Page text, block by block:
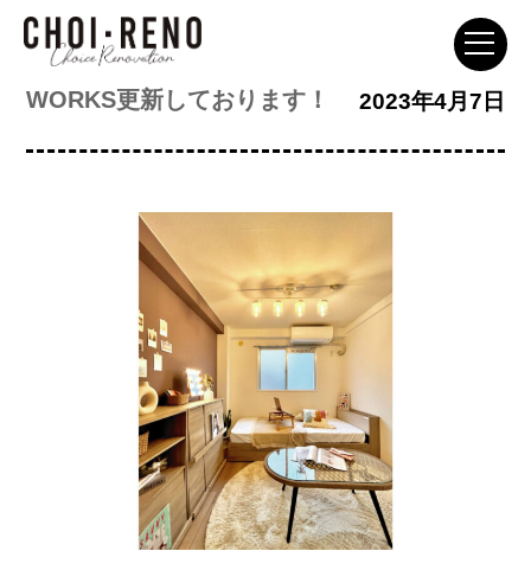
WORKS更新しております！
投
2023年4月7日